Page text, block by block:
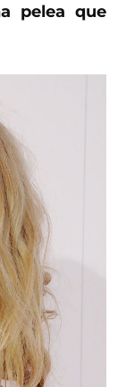
pelea que